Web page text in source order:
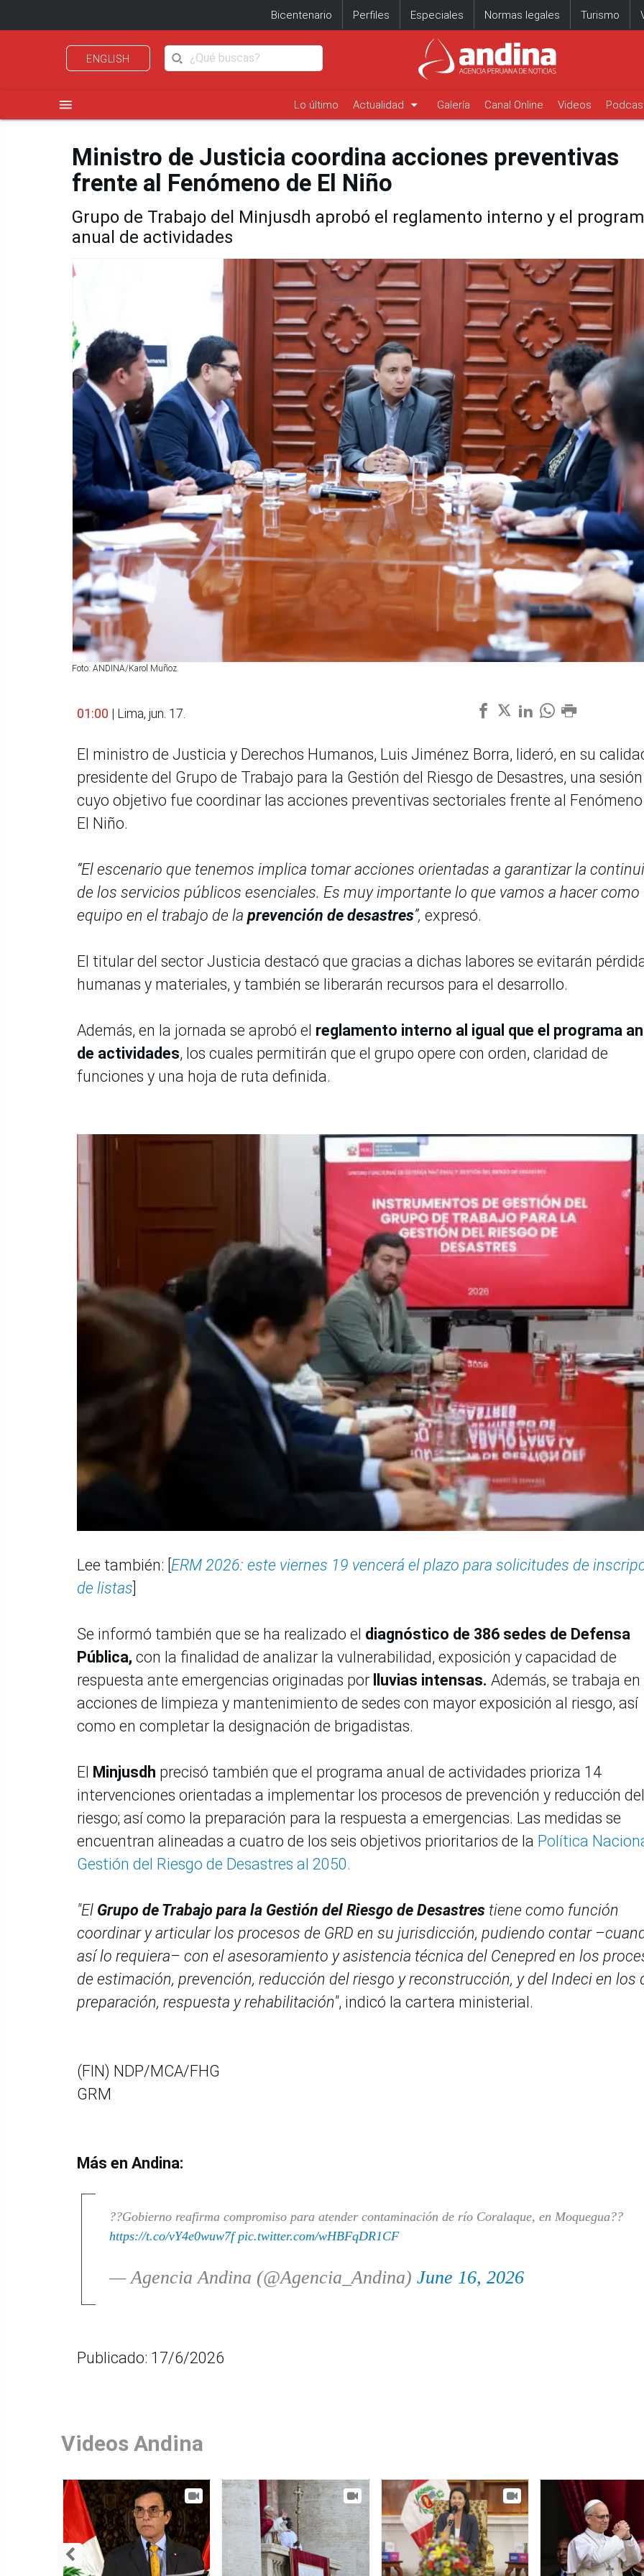
Bicentenario Perfiles Especiales Normas legales Turismo
ENGLISH
menu Lo último Actualidad arrow_drop_down Galería Canal Online Videos
Ministro de Justicia coordina acciones preventivas
frente al Fenómeno de El Niño
Grupo de Trabajo del Minjusdh aprobó el reglamento interno y el
anual de actividades
Foto: ANDINA/Karol Muñoz.
01:00 | Lima, jun. 17.
El ministro de Justicia y Derechos Humanos, Luis Jiménez Borra, lideró, en su
presidente del Grupo de Trabajo para la Gestión del Riesgo de Desastres, una sesión
cuyo objetivo fue coordinar las acciones preventivas sectoriales frente al
El Niño.
“El escenario que tenemos implica tomar acciones orientadas a garantizar la
de los servicios públicos esenciales. Es muy importante lo que vamos a hacer como
equipo en el trabajo de la prevención de desastres”, expresó.
El titular del sector Justicia destacó que gracias a dichas labores se evitarán
humanas y materiales, y también se liberarán recursos para el desarrollo.
Además, en la jornada se aprobó el reglamento interno al igual que el programa
de actividades, los cuales permitirán que el grupo opere con orden, claridad de
funciones y una hoja de ruta definida.
Lee también: [ ERM 2026: este viernes 19 vencerá el plazo para solicitudes de
de listas
Se informó también que se ha realizado el diagnóstico de 386 sedes de Defensa
Pública, con la finalidad de analizar la vulnerabilidad, exposición y capacidad de
respuesta ante emergencias originadas por lluvias intensas. Además, se trabaja en
acciones de limpieza y mantenimiento de sedes con mayor exposición al riesgo, así
como en completar la designación de brigadistas.
El Minjusdh precisó también que el programa anual de actividades prioriza 14
intervenciones orientadas a implementar los procesos de prevención y reducción del
riesgo; así como la preparación para la respuesta a emergencias. Las medidas se
encuentran alineadas a cuatro de los seis objetivos prioritarios de la Política
Gestión del Riesgo de Desastres al 2050.
"El Grupo de Trabajo para la Gestión del Riesgo de Desastres tiene como función
coordinar y articular los procesos de GRD en su jurisdicción, pudiendo contar
así lo requiera– con el asesoramiento y asistencia técnica del Cenepred en los
de estimación, prevención, reducción del riesgo y reconstrucción, y del Indeci en los
preparación, respuesta y rehabilitación", indicó la cartera ministerial.
(FIN) NDP/MCA/FHG
GRM
Más en Andina:
??Gobierno reafirma compromiso para atender contaminación de río Coralaque, en Moquegua??
https://t.co/vY4e0wuw7f pic.twitter.com/wHBFqDR1CF
— Agencia Andina (@Agencia_Andina) June 16, 2026
Publicado: 17/6/2026
Videos Andina